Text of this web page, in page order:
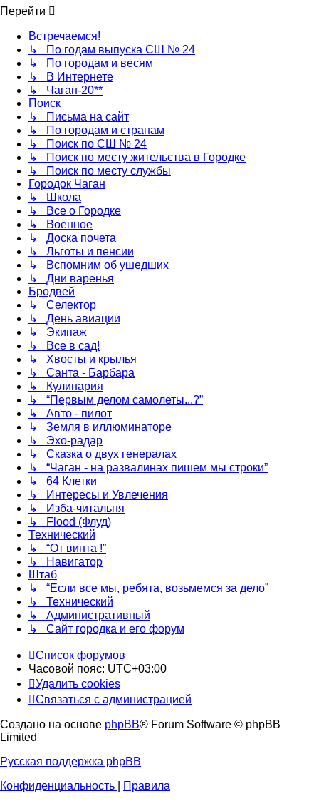
Перейти
Встречаемся!
↳ По годам выпуска СШ № 24
↳ По городам и весям
↳ В Интернете
↳ Чаган-20**
Поиск
↳ Письма на сайт
↳ По городам и странам
↳ Поиск по СШ № 24
↳ Поиск по месту жительства в Городке
↳ Поиск по месту службы
Городок Чаган
↳ Школа
↳ Все о Городке
↳ Военное
↳ Доска почета
↳ Льготы и пенсии
↳ Вспомним об ушедших
↳ Дни варенья
Бродвей
↳ Селектор
↳ День авиации
↳ Экипаж
↳ Все в сад!
↳ Хвосты и крылья
↳ Санта - Барбара
↳ Кулинария
↳ “Первым делом самолеты...?”
↳ Авто - пилот
↳ Земля в иллюминаторе
↳ Эхо-радар
↳ Сказка о двух генералах
↳ “Чаган - на развалинах пишем мы строки”
↳ 64 Клетки
↳ Интересы и Увлечения
↳ Изба-читальня
↳ Flood (Флуд)
Технический
↳ “От винта !”
↳ Навигатор
Штаб
↳ “Если все мы, ребята, возьмемся за дело”
↳ Технический
↳ Административный
↳ Сайт городка и его форум
Список форумов
Часовой пояс: UTC+03:00
Удалить cookies
Связаться с администрацией
Создано на основе phpBB® Forum Software © phpBB
Limited
Русская поддержка phpBB
Конфиденциальность
Правила